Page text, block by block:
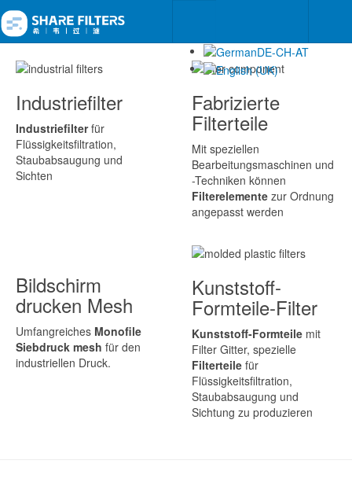
Industriefilter
Industriefilterfür
Flüssigkeitsfiltration,
Staubabsaugung und
Sichten
Fabrizierte
Filterteile
Mit speziellen
Bearbeitungsmaschinen und
-Techniken können
Filterelemente zur Ordnung
angepasst werden
Bildschirm
drucken Mesh
Umfangreiches Monofile
Siebdruck mesh für den
industriellen Druck.
Kunststoff-
Formteile-Filter
Kunststoff-Formteile mit
Filter Gitter, spezielle
Filterteile für
Flüssigkeitsfiltration,
Staubabsaugung und
Sichtung zu produzieren